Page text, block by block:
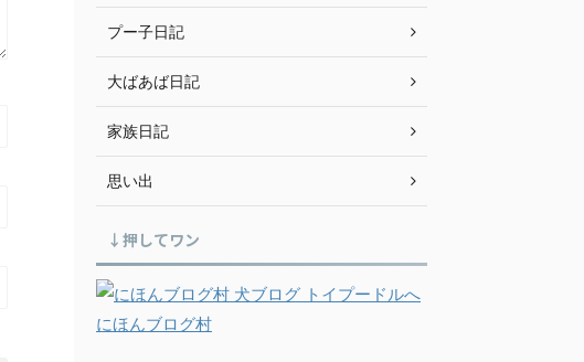
プー子日記
大ばあば日記
家族日記
思い出
↓押してワン
にほんブログ村